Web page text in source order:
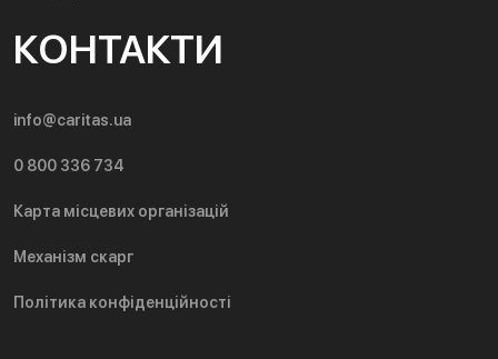
КОНТАКТИ
info@caritas.ua
0 800 336 734
Карта місцевих організацій
Механізм скарг
Політика конфіденційності